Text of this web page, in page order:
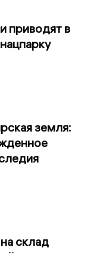
приводят в
земля:
склад